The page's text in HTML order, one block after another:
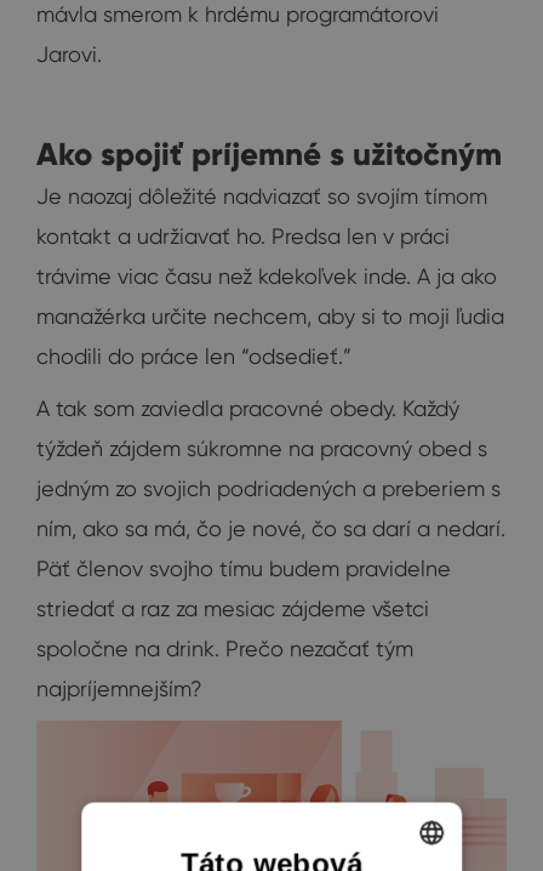
mávla smerom k hrdému programátorovi
Jarovi.
Ako spojiť príjemné s užitočným
Je naozaj dôležité nadviazať so svojím tímom
kontakt a udržiavať ho. Predsa len v práci
trávime viac času než kdekoľvek inde. A ja ako
manažérka určite nechcem, aby si to moji ľudia
chodili do práce len “odsedieť.”
A tak som zaviedla pracovné obedy. Každý
týždeň zájdem súkromne na pracovný obed s
jedným zo svojich podriadených a preberiem s
ním, ako sa má, čo je nové, čo sa darí a nedarí.
Päť členov svojho tímu budem pravidelne
striedať a raz za mesiac zájdeme všetci
spoločne na drink. Prečo nezačať tým
najpríjemnejším?
Táto webová